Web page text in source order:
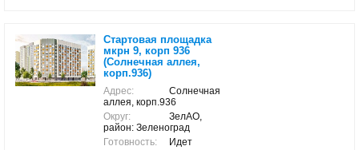
Стартовая площадка
мкрн 9, корп 936
(Солнечная аллея,
корп.936)
Адрес:
Солнечная
аллея, корп.936
Округ:
ЗелАО,
район: Зеленоград
Готовность:
Идет